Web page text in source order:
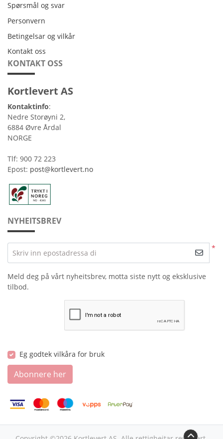
Spørsmål og svar
Personvern
Personvern
Betingelsar og vilkår
Betingelsar og vilkår
Kontakt oss
Kontakt oss
KONTAKT OSS
Kortlevert AS
Kontaktinfo:
Nedre Storøyni 2,
6884 Øvre Årdal
NORGE
Tlf: 900 72 223
Epost: post@kortlevert.no
NYHEITSBREV
*
Skriv inn epostadressa di
Meld deg på vårt nyheitsbrev, motta siste nytt og eksklusive
tilbod.
Eg godtek vilkåra for bruk
Abonnere her